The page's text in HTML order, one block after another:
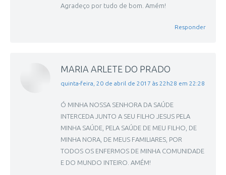
Agradeço por tudo de bom. Amém!
Responder
MARIA ARLETE DO PRADO
disse:
quinta-feira, 20 de abril de 2017 às 22h28 em 22:28
Ó MINHA NOSSA SENHORA DA SAÚDE
INTERCEDA JUNTO A SEU FILHO JESUS PELA
MINHA SAÚDE, PELA SAÚDE DE MEU FILHO, DE
MINHA NORA, DE MEUS FAMILIARES, POR
TODOS OS ENFERMOS DE MINHA COMUNIDADE
E DO MUNDO INTEIRO. AMÉM!